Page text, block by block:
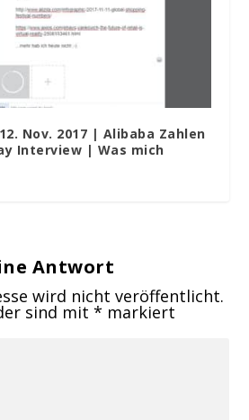
Nov. 2017 | Alibaba Zahlen
Interview | Was mich
Antwort
wird nicht veröffentlicht.
sind mit* markiert